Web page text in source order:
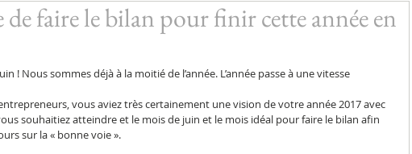
faire le bilan pour finir cette année en
! Nous sommes déjà à la moitié de l’année. L’année passe à une vitesse
vous aviez très certainement une vision de votre année 2017 avec
souhaitiez atteindre et le mois de juin et le mois idéal pour faire le bilan afin
sur la « bonne voie ».